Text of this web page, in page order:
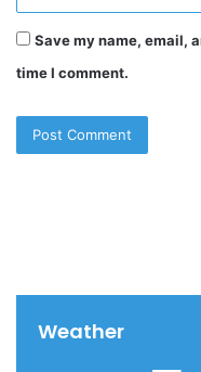
Save my name, email,
time I comment.
Weather